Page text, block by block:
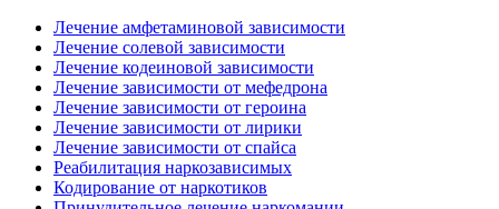
Лечение амфетаминовой зависимости
Лечение солевой зависимости
Лечение кодеиновой зависимости
Лечение зависимости от мефедрона
Лечение зависимости от героина
Лечение зависимости от лирики
Лечение зависимости от спайса
Реабилитация наркозависимых
Кодирование от наркотиков